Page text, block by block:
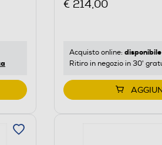
€ 214,00
Acquisto online: disponibile
Ritiro in negozio in 30'